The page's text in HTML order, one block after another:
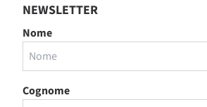
NEWSLETTER
Nome
Cognome